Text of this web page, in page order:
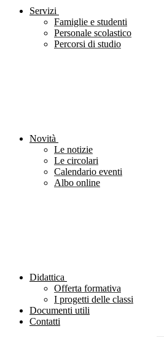
Servizi
Famiglie e studenti
Personale scolastico
Percorsi di studio
Novità
Le notizie
Le circolari
Calendario eventi
Albo online
Didattica
Offerta formativa
I progetti delle classi
Documenti utili
Contatti